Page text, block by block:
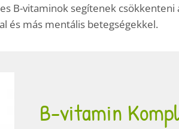
B-vitaminok segítenek csökkenteni
és más mentális betegségekkel.
B-vitamin